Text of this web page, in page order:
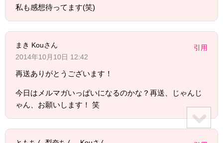
私も感想待ってます(笑)
まき Kouさん
2014年10月10日 12:42
引用
再送ありがとうございます！
今日はメルマガいっぱいになるのかな？再送、じゃんじ
ゃん、お願いします！ 笑